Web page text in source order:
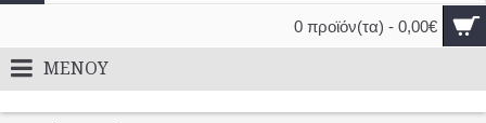
0 προϊόν(τα) - 0,00€
MENOY